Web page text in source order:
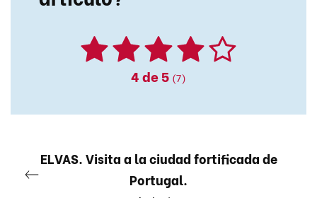
4de 5 (7)
ELVAS. Visita a la ciudad fortificada de
Portugal.